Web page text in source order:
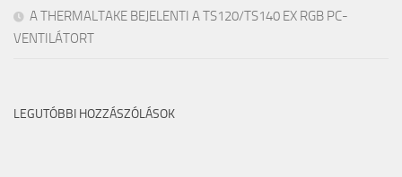
A THERMALTAKE BEJELENTI A TS120/TS140 EX RGB PC-
VENTILÁTORT
LEGUTÓBBI HOZZÁSZÓLÁSOK